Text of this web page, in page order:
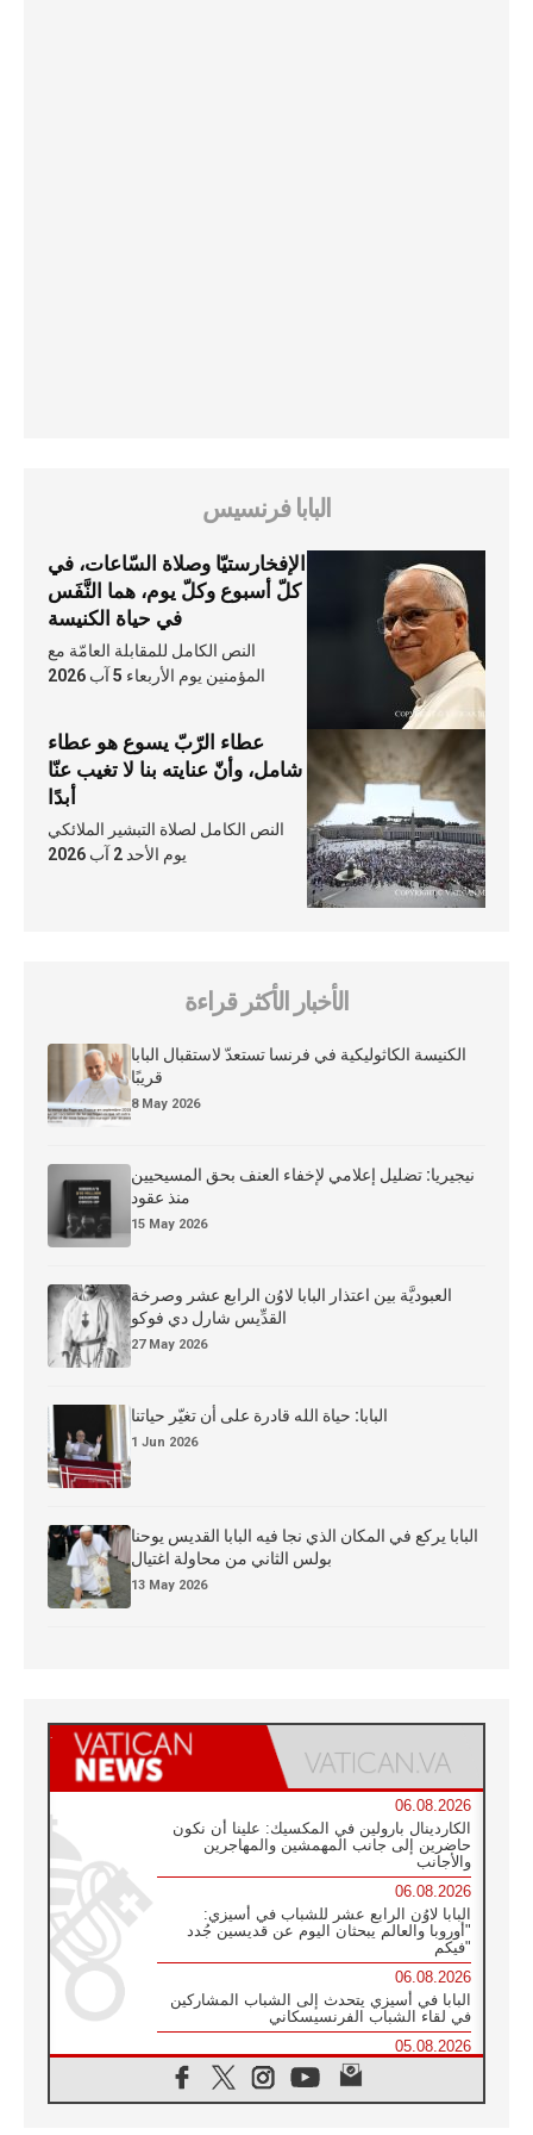
البابا فرنسيس
الإفخارستيّا وصلاة السّاعات، في
كلّ أسبوع وكلّ يوم، هما النَّفَس
في حياة الكنيسة
النص الكامل للمقابلة العامّة مع
المؤمنين يوم الأربعاء 5 آب 2026
عطاء الرّبّ يسوع هو عطاء
شامل، وأنّ عنايته بنا لا تغيب عنّا
أبدًا
النص الكامل لصلاة التبشير الملائكي
يوم الأحد 2 آب 2026
الأخبار الأكثر قراءة
الكنيسة الكاثوليكية في فرنسا تستعدّ لاستقبال البابا
قريبًا
8 May 2026
نيجيريا: تضليل إعلامي لإخفاء العنف بحق المسيحيين
منذ عقود
15 May 2026
العبوديَّة بين اعتذار البابا لاوُن الرابع عشر وصرخة
القدِّيس شارل دي فوكو
27 May 2026
البابا: حياة الله قادرة على أن تغيّر حياتنا
1 Jun 2026
البابا يركع في المكان الذي نجا فيه البابا القديس يوحنا
بولس الثاني من محاولة اغتيال
13 May 2026
06.08.2026
الكاردينال بارولين في المكسيك: علينا أن نكون
حاضرين إلى جانب المهمشين والمهاجرين
والأجانب
06.08.2026
البابا لاوُن الرابع عشر للشباب في أسيزي:
"أوروبا والعالم يبحثان اليوم عن قديسين جُدد
فيكم"
06.08.2026
البابا في أسيزي يتحدث إلى الشباب المشاركين
في لقاء الشباب الفرنسيسكاني
05.08.2026
في مقابلته العامة مع المؤمنين البابا لاوُن الرابع
عشر يواصل الحديث عن الدستور في الليتورجيا
المقدسة مسلطا الضوء على صلاة الكنيسة